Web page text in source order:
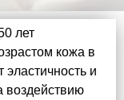
лет
кожа в
эластичность и
воздействию